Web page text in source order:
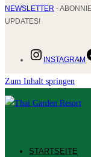
NEWSLETTER -
UPDATES!
INSTAGRAM
Zum Inhalt springen
STARTSEITE